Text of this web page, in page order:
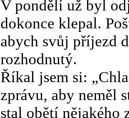
V pondělí už byl
dokonce klepal.
abych svůj příjezd
rozhodnutý.
Říkal jsem si:
zprávu, aby neměl
stal obětí nějakého